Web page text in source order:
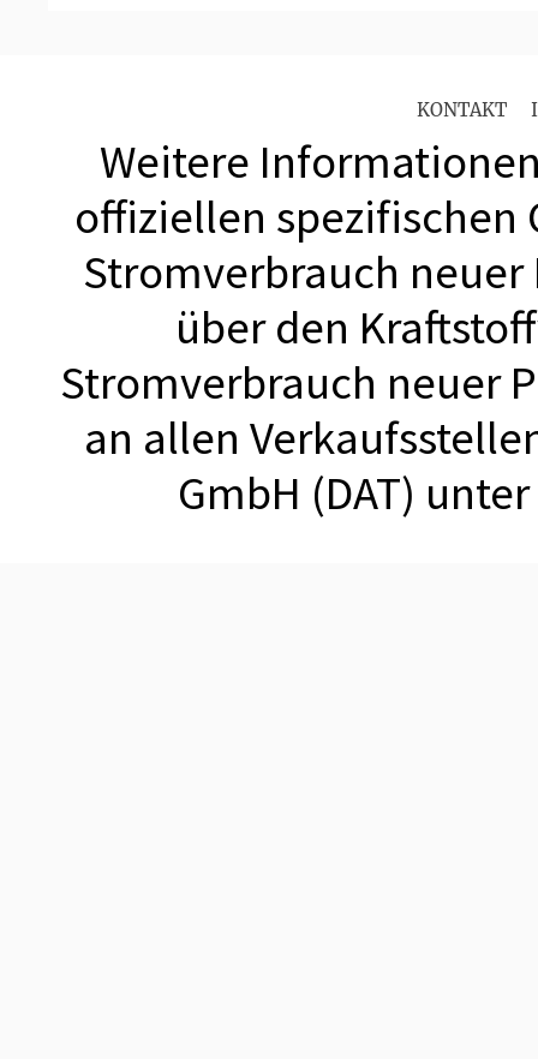
KONTAKT
Weitere
offiziellen spezifischen
Stromverbrauch
über den
Stromverbrauch neuer
an allen
GmbH (DAT) unter